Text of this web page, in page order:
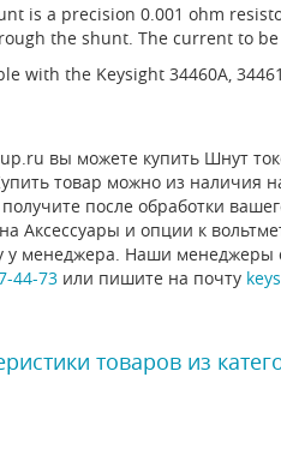
is a precision 0.001 ohm
the shunt. The current to
with the Keysight 34460A,
вы можете купить Шнут
товар можно из наличия
после обработки
Аксессуары и опции к
у менеджера. Наши
44-73или пишите на почту
товаров из